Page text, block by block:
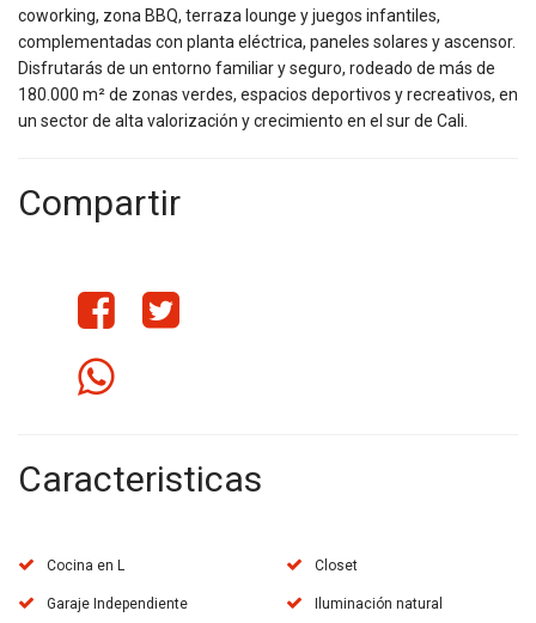
coworking, zona BBQ, terraza lounge y juegos infantiles,
complementadas con planta eléctrica, paneles solares y ascensor.
Disfrutarás de un entorno familiar y seguro, rodeado de más de
180.000 m² de zonas verdes, espacios deportivos y recreativos, en
un sector de alta valorización y crecimiento en el sur de Cali.
Compartir
Caracteristicas
Cocina en L Closet
Garaje Independiente Iluminación natural